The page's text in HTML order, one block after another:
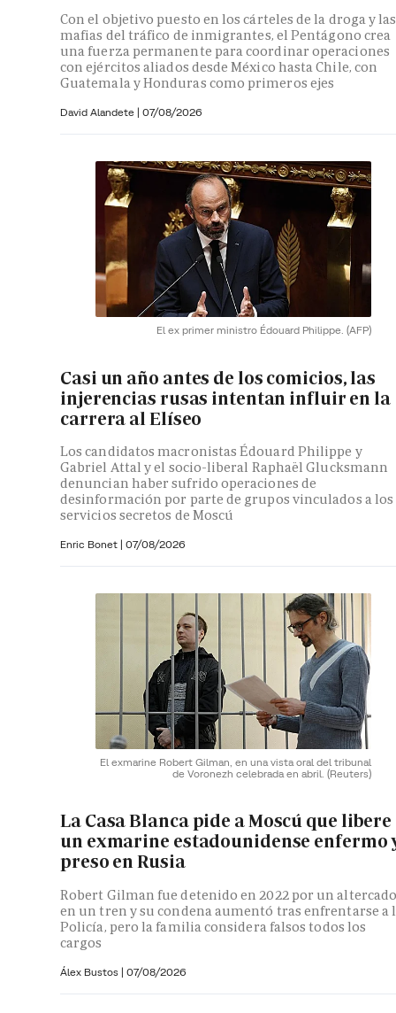
Con el objetivo puesto en los cárteles de la droga y las
mafias del tráfico de inmigrantes, el Pentágono crea
una fuerza permanente para coordinar operaciones
con ejércitos aliados desde México hasta Chile, con
Guatemala y Honduras como primeros ejes
David Alandete | 07/08/2026
El ex primer ministro Édouard Philippe. (AFP)
Casi un año antes de los comicios, las
injerencias rusas intentan influir en la
carrera al Elíseo
Los candidatos macronistas Édouard Philippe y
Gabriel Attal y el socio-liberal Raphaël Glucksmann
denuncian haber sufrido operaciones de
desinformación por parte de grupos vinculados a los
servicios secretos de Moscú
Enric Bonet | 07/08/2026
El exmarine Robert Gilman, en una vista oral del tribunal
de Voronezh celebrada en abril. (Reuters)
La Casa Blanca pide a Moscú que libere
un exmarine estadounidense enfermo
preso en Rusia
Robert Gilman fue detenido en 2022 por un
en un tren y su condena aumentó tras enfrentarse a
Policía, pero la familia considera falsos todos los
cargos
Álex Bustos | 07/08/2026